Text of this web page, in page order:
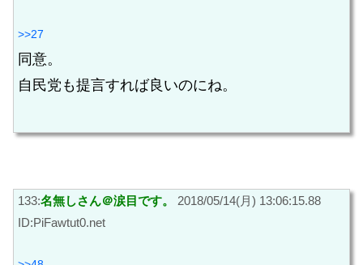
>>27
同意。
自民党も提言すれば良いのにね。
133:名無しさん＠涙目です。
2018/05/14(月) 13:06:15.88
ID:PiFawtut0.net